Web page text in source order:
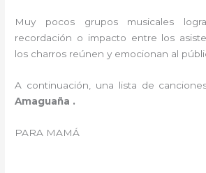
Muy pocos grupos musicales
recordación o impacto entre los
los charros reúnen y emocionan al
A continuación, una lista de
Amaguaña .
PARA